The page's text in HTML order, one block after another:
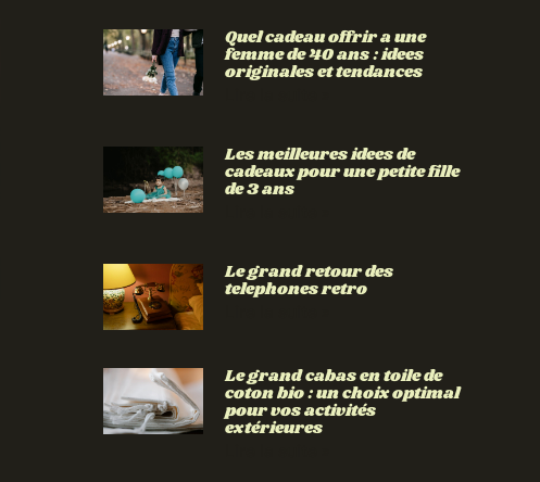
Quel cadeau offrir a une
femme de 40 ans : idees
originales et tendances
Les meilleures idees de
cadeaux pour une petite fille
de 3 ans
Le grand retour des
telephones retro
Le grand cabas en toile de
coton bio : un choix optimal
pour vos activités
extérieures